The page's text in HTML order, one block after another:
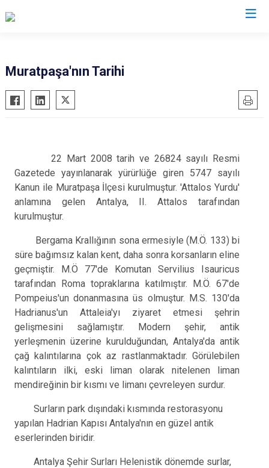
Akseki
Alanya
Gazipaşa
Gündoğmuş
İbradı
Aksu
Döşemealtı
Kepez
Muratpaşa
Muratpaşa'nın Tarihi
22 Mart 2008 tarih ve 26824 sayılı Resmi
Gazetede yayınlanarak yürürlüğe giren 5747 sayılı
Kanun ile Muratpaşa İlçesi kurulmuştur. 'Attalos Yurdu'
anlamına gelen Antalya, II. Attalos tarafından
kurulmuştur.
Bergama Krallığının sona ermesiyle (M.Ö. 133) bi
süre bağımsız kalan kent, daha sonra korsanların eline
geçmiştir. M.Ö 77'de Komutan Servilius Isauricus
tarafından Roma topraklarına katılmıştır. M.Ö. 67'de
Pompeius'un donanmasına üs olmuştur. M.S. 130'da
Hadrianus'un Attaleia'yı ziyaret etmesi şehrin
gelişmesini sağlamıştır. Modern şehir, antik
yerleşmenin üzerine kurulduğundan, Antalya'da antik
çağ kalıntılarına çok az rastlanmaktadır. Görülebilen
kalıntıların ilki, eski liman olarak nitelenen liman
mendireğinin bir kısmı ve limanı çevreleyen surdur.
Surların park dışındaki kısmında restorasyonu
yapılan Hadrian Kapısı Antalya'nın en güzel antik
eserlerinden biridir.
Antalya Şehir Surları Helenistik dönemde surlar,